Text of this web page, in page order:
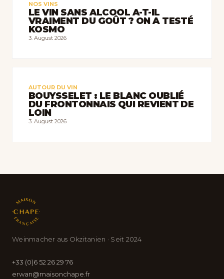
NOS VINS
LE VIN SANS ALCOOL A-T-IL
VRAIMENT DU GOÛT ? ON A TESTÉ
KOSMO
3. August 2026
AUTOUR DU VIN
BOUYSSELET : LE BLANC OUBLIÉ
DU FRONTONNAIS QUI REVIENT DE
LOIN
3. August 2026
Weinmacher aus Okzitanien · Seit 2024
+33 (0)6 52 26 29 76
erwan@maisonchape.fr